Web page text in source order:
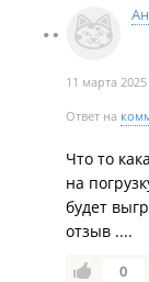
11 марта 2025
Ответ на
Что то
на
будет
отзыв ....
0